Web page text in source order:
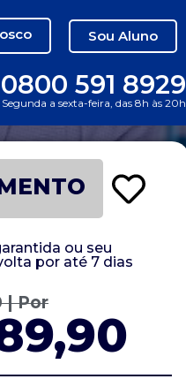
Sou Aluno
0800 591 8929
Segunda a sexta-feira, das 8h às 20h
ou seu
por até 7 dias
| Por